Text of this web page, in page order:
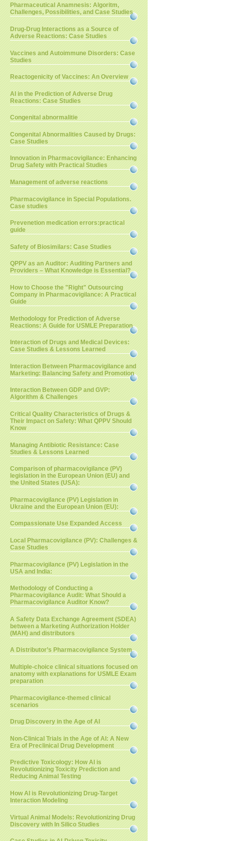
Pharmaceutical Anamnesis: Algoritm,
Challenges, Possibilities, and Case Studies
Drug-Drug Interactions as a Source of
Adverse Reactions: Case Studies
Vaccines and Autoimmune Disorders: Case
Studies
Reactogenicity of Vaccines: An Overview
AI in the Prediction of Adverse Drug
Reactions: Case Studies
Congenital abnormalitie
Congenital Abnormalities Caused by Drugs:
Case Studies
Innovation in Pharmacovigilance: Enhancing
Drug Safety with Practical Studies
Management of adverse reactions
Pharmacovigilance in Special Populations.
Case studies
Prevenetion medication errors:practical
guide
Safety of Biosimilars: Case Studies
QPPV as an Auditor: Auditing Partners and
Providers – What Knowledge is Essential?
How to Choose the "Right" Outsourcing
Company in Pharmacovigilance: A Practical
Guide
Methodology for Prediction of Adverse
Reactions: A Guide for USMLE Preparation
Interaction of Drugs and Medical Devices:
Case Studies & Lessons Learned
Interaction Between Pharmacovigilance and
Marketing: Balancing Safety and Promotion
Interaction Between GDP and GVP:
Algorithm & Challenges
Critical Quality Characteristics of Drugs &
Their Impact on Safety: What QPPV Should
Know
Managing Antibiotic Resistance: Case
Studies & Lessons Learned
Comparison of pharmacovigilance (PV)
legislation in the European Union (EU) and
the United States (USA):
Pharmacovigilance (PV) Legislation in
Ukraine and the European Union (EU):
Compassionate Use Expanded Access
Local Pharmacovigilance (PV): Challenges &
Case Studies
Pharmacovigilance (PV) Legislation in the
USA and India:
Methodology of Conducting a
Pharmacovigilance Audit: What Should a
Pharmacovigilance Auditor Know?
A Safety Data Exchange Agreement (SDEA)
between a Marketing Authorization Holder
(MAH) and distributors
A Distributor’s Pharmacovigilance System
Multiple-choice clinical situations focused on
anatomy with explanations for USMLE Exam
preparation
Pharmacovigilance-themed clinical
scenarios
Drug Discovery in the Age of AI
Non-Clinical Trials in the Age of AI: A New
Era of Preclinical Drug Development
Predictive Toxicology: How AI is
Revolutionizing Toxicity Prediction and
Reducing Animal Testing
How AI is Revolutionizing Drug-Target
Interaction Modeling
Virtual Animal Models: Revolutionizing Drug
Discovery with In Silico Studies